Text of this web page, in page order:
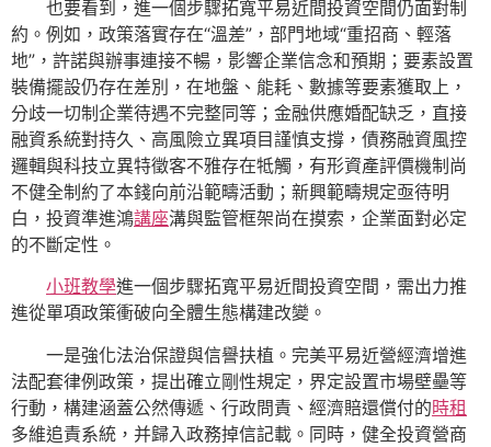
也要看到，進一個步驟拓寬平易近間投資空間仍面對制
約。例如，政策落實存在“溫差”，部門地域“重招商、輕落
地”，許諾與辦事連接不暢，影響企業信念和預期；要素設置
裝備擺設仍存在差別，在地盤、能耗、數據等要素獲取上，
分歧一切制企業待遇不完整同等；金融供應婚配缺乏，直接
融資系統對持久、高風險立異項目謹慎支撐，債務融資風控
邏輯與科技立異特徵客不雅存在牴觸，有形資產評價機制尚
不健全制約了本錢向前沿範疇活動；新興範疇規定亟待明
白，投資準進鴻講座溝與監管框架尚在摸索，企業面對必定
的不斷定性。
小班教學進一個步驟拓寬平易近間投資空間，需出力推
進從單項政策衝破向全體生態構建改變。
一是強化法治保證與信譽扶植。完美平易近營經濟增進
法配套律例政策，提出確立剛性規定，界定設置市場壁壘等
行動，構建涵蓋公然傳遞、行政問責、經濟賠還償付的時租
多維追責系統，并歸入政務掉信記載。同時，健全投資營商